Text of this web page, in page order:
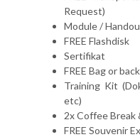
Request)
Module /
FREE Flashdisk
Sertifikat
FREE Bag or
Training Kit
etc)
2x Coffee Break
FREE Souvenir